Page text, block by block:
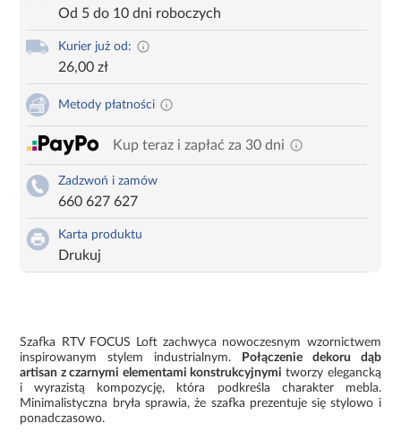
Od 5 do 10 dni roboczych
Kurier już od:
26,00 zł
Metody płatności
Kup teraz i zapłać za 30 dni
Zadzwoń i zamów
660 627 627
Karta produktu
Drukuj
Szafka RTV FOCUS Loft zachwyca nowoczesnym wzornictwem
inspirowanym stylem industrialnym.
Połączenie dekoru dąb
artisan z czarnymi elementami konstrukcyjnymi tworzy elegancką
i wyrazistą kompozycję, która podkreśla charakter mebla.
Minimalistyczna bryła sprawia, że szafka prezentuje się stylowo i
ponadczasowo.